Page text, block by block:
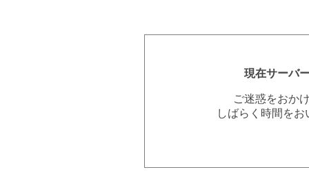
現在サーバ
ご迷惑をおか
しばらく時間を